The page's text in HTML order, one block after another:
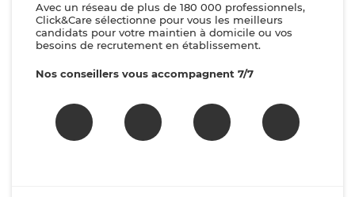
Avec un réseau de plus de 180 000 professionnels,
Click&Care sélectionne pour vous les meilleurs
candidats pour votre maintien à domicile ou vos
besoins de recrutement en établissement.
Nos conseillers vous accompagnent 7/7